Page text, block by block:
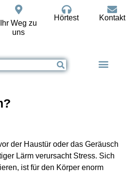
Ihr Weg zu
uns
Hörtest Kontakt
der Haustür oder das Geräusch
Lärm verursacht Stress. Sich
ist für den Körper enorm